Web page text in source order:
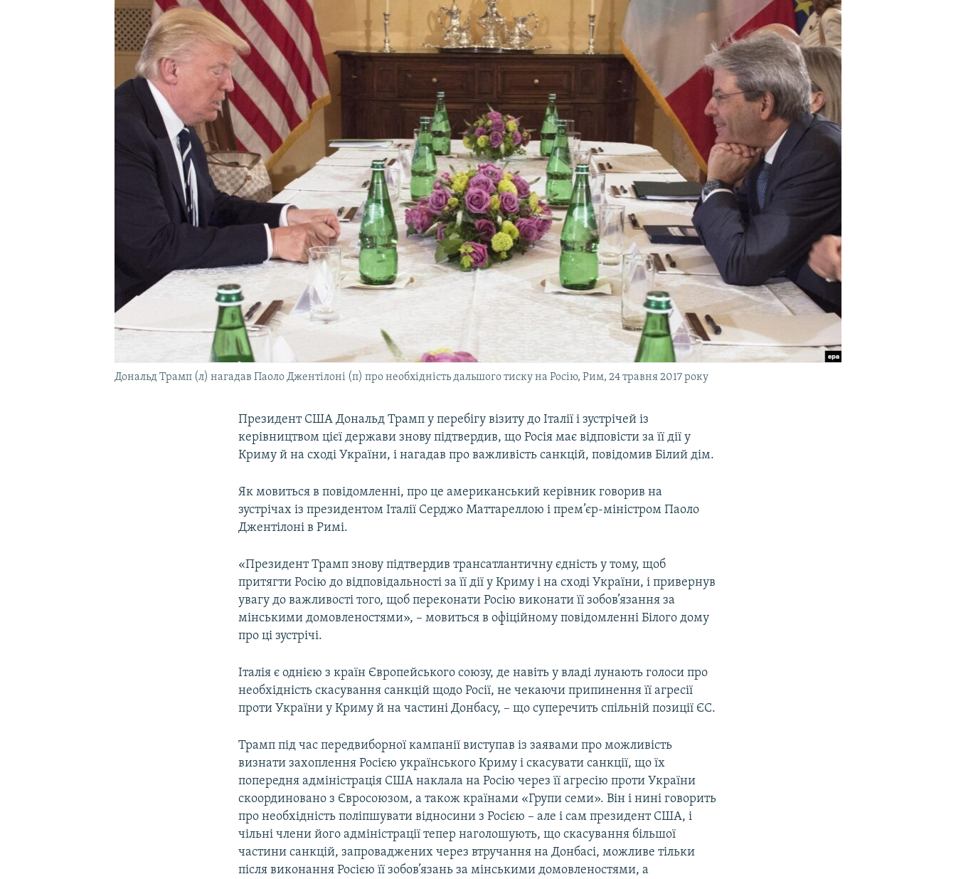
УКРАЇНСЬКА ПРОБЛЕМА КРИМУ
Дональд Трамп (л) нагадав Паоло Джентілоні (п) про необхідність дальшого тиску на Росію, Рим, 24 травня 2017 року
Президент США Дональд Трамп у перебігу візиту до Італії і зустрічей із
керівництвом цієї держави знову підтвердив, що Росія має відповісти за її дії у
Криму й на сході України, і нагадав про важливість санкцій, повідомив Білий дім.
Як мовиться в повідомленні, про це американський керівник говорив на
зустрічах із президентом Італії Серджо Маттареллою і прем’єр-міністром Паоло
Джентілоні в Римі.
«Президент Трамп знову підтвердив трансатлантичну єдність у тому, щоб
притягти Росію до відповідальності за її дії у Криму і на сході України, і привернув
увагу до важливості того, щоб переконати Росію виконати її зобов’язання за
мінськими домовленостями», – мовиться в офіційному повідомленні Білого дому
про ці зустрічі.
Італія є однією з країн Європейського союзу, де навіть у владі лунають голоси про
необхідність скасування санкцій щодо Росії, не чекаючи припинення її агресії
проти України у Криму й на частині Донбасу, – що суперечить спільній позиції ЄС.
Трамп під час передвиборної кампанії виступав із заявами про можливість
визнати захоплення Росією українського Криму і скасувати санкції, що їх
попередня адміністрація США наклала на Росію через її агресію проти України
скоординовано з Євросоюзом, а також країнами «Групи семи». Він і нині говорить
про необхідність поліпшувати відносини з Росією – але і сам президент США, і
чільні члени його адміністрації тепер наголошують, що скасування більшої
частини санкцій, запроваджених через втручання на Донбасі, можливе тільки
після виконання Росією її зобов’язань за мінськими домовленостями, а